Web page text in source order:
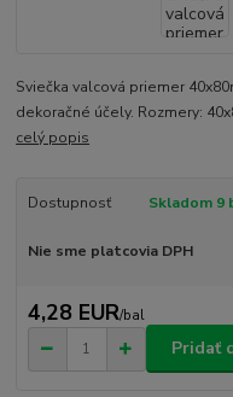
Sviečka valcová priemer
dekoračné účely. Rozmery:
celý popis
Dostupnosť Skladom 9
Nie sme platcovia DPH
4,28 EUR/bal
Pridať